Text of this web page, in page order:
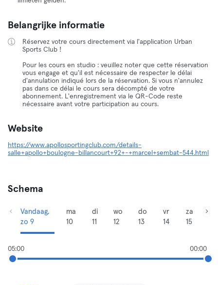
Belangrijke informatie
Réservez votre cours directement via l'application Urban
Sports Club !
Pour les cours en studio : veuillez noter que cette réservation
vous engage et qu'il est nécessaire de respecter le délai
d'annulation indiqué lors de la réservation. Si vous n'annulez
pas dans ce délai le cours sera décompté de votre
abonnement. L'enregistrement via le QR-Code reste
nécessaire avant votre participation au cours.
Website
https://www.apollosportingclub.com/details-
salle+apollo+boulogne-billancourt+92+-+marcel+sembat-544.html
Schema
Vandaag,
zo 9
ma
10
di
11
wo
12
do
13
vr
14
za
15
05:00 00:00